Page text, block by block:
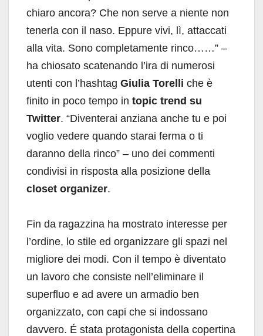
chiaro ancora? Che non serve a niente non
tenerla con il naso. Eppure vivi, lì, attaccati
alla vita. Sono completamente rinco……” –
ha chiosato scatenando l’ira di numerosi
utenti con l’hashtag Giulia Torelli che è
finito in poco tempo in topic trend su
Twitter. “Diventerai anziana anche tu e poi
voglio vedere quando starai ferma o ti
daranno della rinco” – uno dei commenti
condivisi in risposta alla posizione della
closet organizer.
Fin da ragazzina ha mostrato interesse per
l’ordine, lo stile ed organizzare gli spazi nel
migliore dei modi. Con il tempo è diventato
un lavoro che consiste nell’eliminare il
superfluo e ad avere un armadio ben
organizzato, con capi che si indossano
davvero. É stata protagonista della copertina